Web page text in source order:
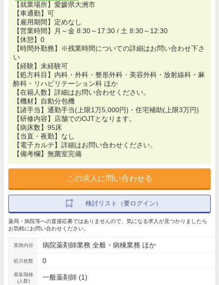
【就業場所】愛媛県大洲市
【車通勤】可
【雇用期間】定めなし
【営業時間】月～金 8:30～17:30 / 土 8:30～12:30
【休憩】0
【時間外勤務】※残業時間についての詳細はお問い合わせ下さ
い
【経験】未経験可
【処方科目】内科・外科・整形外科・美容外科・放射線科・麻
酔科・リハビリテーション科 ほか
【在籍人数】詳細はお問い合わせください。
【機材】自動分包機
【諸手当】通勤手当(上限1万5,000円)・住宅補助(上限3万円)
【研修内容】店舗でのOJTとなります。
【病床数】95床
【当直・夜勤】なし
【電子カルテ】詳細はお問い合わせください。
【備考欄】無菌室完備
この求人に問い合わせる
検討リスト（要ログイン）
薬局・病院等への直接応募ではありませんので、気になる求人が見つかりましたら
お気軽にお問い合わせください。
業務内容 病院薬剤師業務 全般・病棟業務 ほか
処方枚数 0
募集職種
(人数)
一般薬剤師 (1)